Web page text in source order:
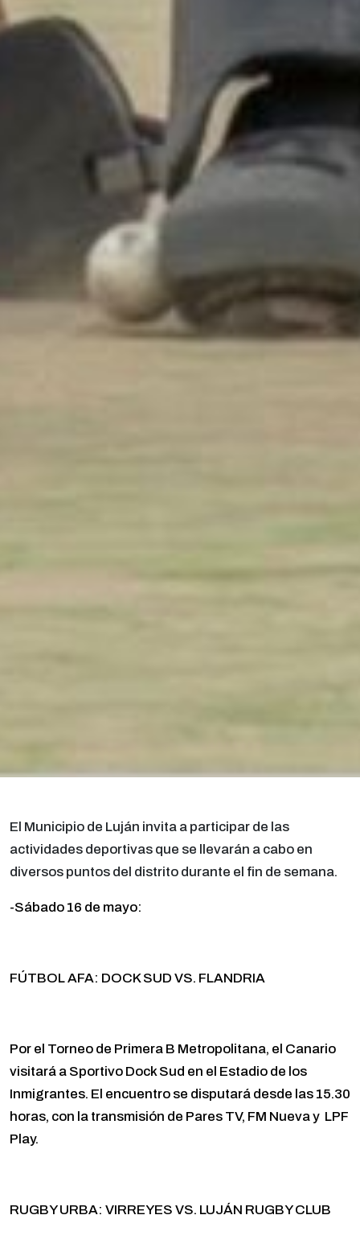
El Municipio de Luján invita a participar de las
actividades deportivas que se llevarán a cabo en
diversos puntos del distrito durante el fin de semana.
-Sábado 16 de mayo:
FÚTBOL AFA: DOCK SUD VS. FLANDRIA
Por el Torneo de Primera B Metropolitana, el Canario
visitará a Sportivo Dock Sud en el Estadio de los
Inmigrantes. El encuentro se disputará desde las 15.30
horas, con la transmisión de Pares TV, FM Nueva y LPF
Play.
RUGBY URBA: VIRREYES VS. LUJÁN RUGBY CLUB